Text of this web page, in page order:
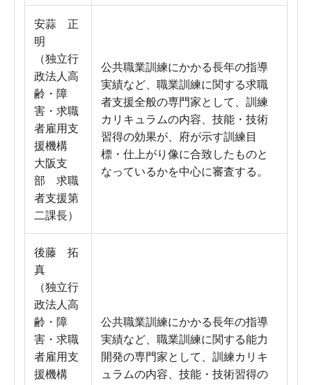
安蒜 正
明
（独立行
政法人高
齢・障
害・求職
者雇用支
援機構
大阪支
部 求職
者支援第
二課長）
公共職業訓練にかかる長年の指導
実績など、職業訓練に関する求職
者支援全般の専門家として、訓練
カリキュラムの内容、技能・技術
習得の効果が、府が示す訓練目
標・仕上がり像に合致したものと
なっているかを中心に審査する。
後藤 拓
真
（独立行
政法人高
齢・障
害・求職
者雇用支
援機構
公共職業訓練にかかる長年の指導
実績など、職業訓練に関する能力
開発の専門家として、訓練カリキ
ュラムの内容、技能・技術習得の